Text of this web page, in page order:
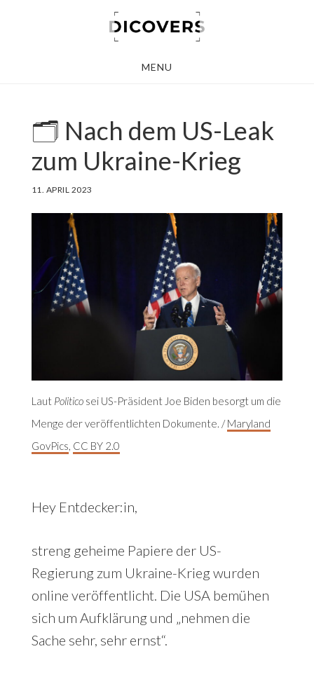
MENU
🗂 Nach dem US-Leak
zum Ukraine-Krieg
11. APRIL 2023
Laut Politicosei US-Präsident Joe Biden besorgt um die
Menge der veröffentlichten Dokumente. /Maryland
GovPics, CC BY 2.0
Hey Entdecker:in,
streng geheime Papiere der US-
Regierung zum Ukraine-Krieg wurden
online veröffentlicht. Die USA bemühen
sich um Aufklärung und „nehmen die
Sache sehr, sehr ernst“.